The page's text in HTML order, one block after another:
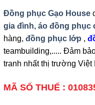
Đồng phục Gạo House
gia đình, áo đồng phục
hàng, đồng phục lớp ,
teambuilding,..... Đảm
tranh nhất thị trường Việt
MÃ SỐ THUẾ :